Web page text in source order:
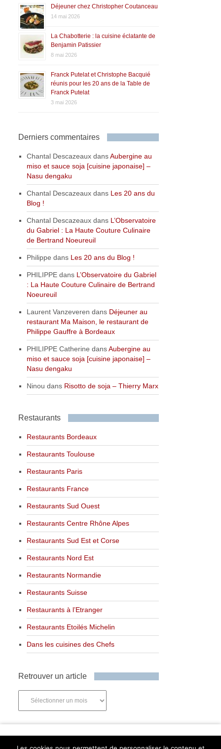
Déjeuner chez Christopher Coutanceau
14 mai 2026
La Chabotterie : la cuisine éclatante de
Benjamin Patissier
8 mai 2026
Franck Putelat et Christophe Bacquié
réunis pour les 20 ans de la Table de
Franck Putelat
3 mai 2026
Derniers commentaires
Chantal Descazeaux dansAubergine au
miso et sauce soja [cuisine japonaise] –
Nasu dengaku
Chantal Descazeaux dans Les 20 ans du
Blog !
Chantal Descazeaux dans L’Observatoire
du Gabriel : La Haute Couture Culinaire
de Bertrand Noeureuil
Philippe dans Les 20 ans du Blog !
PHILIPPE dans L’Observatoire du Gabriel
: La Haute Couture Culinaire de Bertrand
Noeureuil
Laurent Vanzeveren dans Déjeuner au
restaurant Ma Maison, le restaurant de
Philippe Gauffre à Bordeaux
PHILIPPE Catherine dansAubergine au
miso et sauce soja [cuisine japonaise] –
Nasu dengaku
Ninou dans Risotto de soja – Thierry Marx
Restaurants
Restaurants Bordeaux
Restaurants Toulouse
Restaurants Paris
Restaurants France
Restaurants Sud Ouest
Restaurants Centre Rhône Alpes
Restaurants Sud Est et Corse
Restaurants Nord Est
Restaurants Normandie
Restaurants Suisse
Restaurants à l’Etranger
Restaurants Etoilés Michelin
Dans les cuisines des Chefs
Retrouver un article